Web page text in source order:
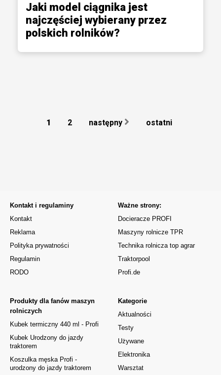
Jaki model ciągnika jest
najczęściej wybierany przez
polskich rolników?
1 2 następny ostatni
Kontakt i regulaminy
Kontakt
Reklama
Polityka prywatności
Regulamin
RODO
Kategorie
Aktualności
Testy
Używane
Elektronika
Warsztat
Produkty dla fanów maszyn
rolniczych
Kubek termiczny 440 ml - Profi
Kubek Urodzony do jazdy
traktorem
Koszulka męska Profi -
urodzony do jazdy traktorem
Ważne strony:
Docieracze PROFI
Maszyny rolnicze TPR
Technika rolnicza top agrar
Traktorpool
Profi.de